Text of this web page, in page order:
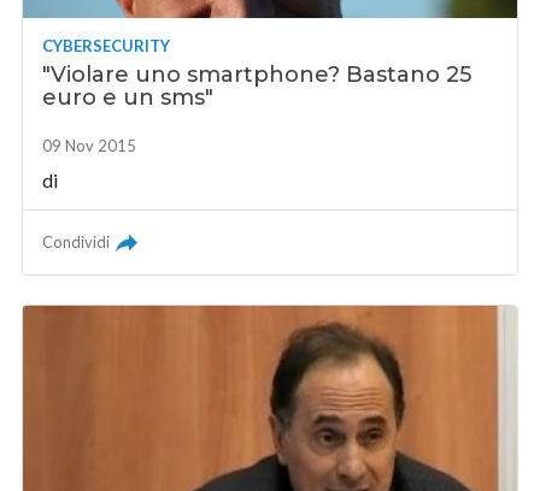
CYBERSECURITY
"Violare uno smartphone? Bastano 25
euro e un sms"
09 Nov 2015
di
Condividi